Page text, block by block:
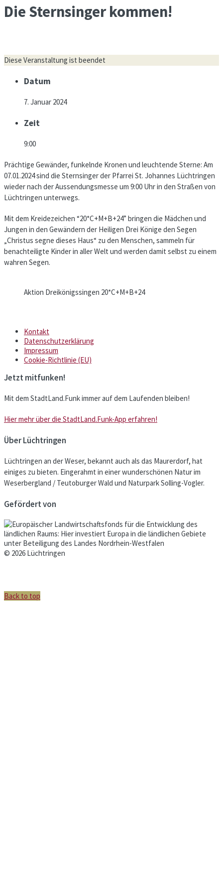
Die Sternsinger kommen!
Diese Veranstaltung ist beendet
Datum
7. Januar 2024
Zeit
9:00
Prächtige Gewänder, funkelnde Kronen und leuchtende Sterne: Am
07.01.2024 sind die Sternsinger der Pfarrei St. Johannes Lüchtringen
wieder nach der Aussendungsmesse um 9:00 Uhr in den Straßen von
Lüchtringen unterwegs.
Mit dem Kreidezeichen “20*C+M+B+24” bringen die Mädchen und
Jungen in den Gewändern der Heiligen Drei Könige den Segen
„Christus segne dieses Haus“ zu den Menschen, sammeln für
benachteiligte Kinder in aller Welt und werden damit selbst zu einem
wahren Segen.
Aktion Dreikönigssingen 20*C+M+B+24
Kontakt
Datenschutzerklärung
Impressum
Cookie-Richtlinie (EU)
Jetzt mitfunken!
Mit dem StadtLand.Funk immer auf dem Laufenden bleiben!
Hier mehr über die StadtLand.Funk-App erfahren!
Über Lüchtringen
Lüchtringen an der Weser, bekannt auch als das Maurerdorf, hat
einiges zu bieten. Eingerahmt in einer wunderschönen Natur im
Weserbergland / Teutoburger Wald und Naturpark Solling-Vogler.
Gefördert von
© 2026 Lüchtringen
Back to top